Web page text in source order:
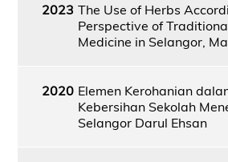
2023 The Use of Herbs
Perspective of
Medicine in Selangor,
2020 Elemen Kerohanian
Kebersihan Sekolah
Selangor Darul Ehsan